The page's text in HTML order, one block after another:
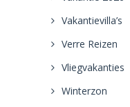
Vakantievilla’s
Verre Reizen
Vliegvakanties
Winterzon